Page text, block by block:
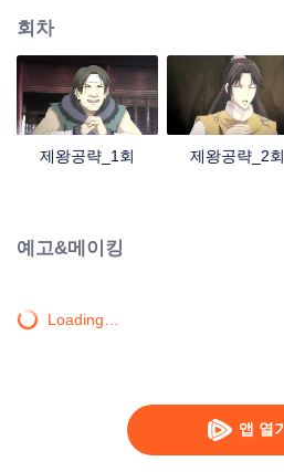
앱 열기
회차
제왕공략_1회 제왕공략_2회
예고&메이킹
Loading…